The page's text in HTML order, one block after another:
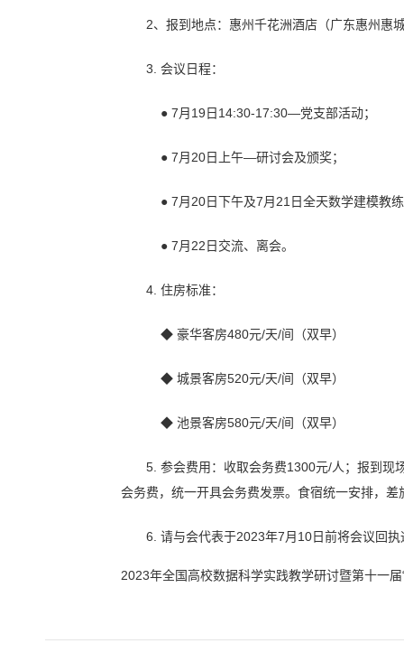
2、报到地点：惠州千花洲酒店（广东惠州惠
3. 会议日程：
● 7月19日14:30-17:30—党支部活动；
● 7月20日上午—研讨会及颁奖；
● 7月20日下午及7月21日全天数学建模教
● 7月22日交流、离会。
4. 住房标准：
◆ 豪华客房480元/天/间（双早）
◆ 城景客房520元/天/间（双早）
◆ 池景客房580元/天/间（双早）
5. 参会费用：收取会务费1300元/人；报到现
会务费，统一开具会务费发票。食宿统一安排，差
6. 请与会代表于2023年7月10日前将会议回
2023年全国高校数据科学实践教学研讨暨第十一